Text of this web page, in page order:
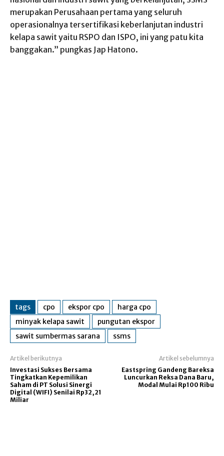
merupakan Perusahaan pertama yang seluruh
operasionalnya tersertifikasi keberlanjutan industri
kelapa sawit yaitu RSPO dan ISPO, ini yang patu kita
banggakan.” pungkas Jap Hatono.
tags cpo ekspor cpo
harga cpo
minyak kelapa sawit
pungutan ekspor
sawit sumbermas sarana
ssms
Artikel berikutnya
Investasi Sukses Bersama
Tingkatkan Kepemilikan
Saham di PT Solusi Sinergi
Digital (WIFI) Senilai Rp32,21
Miliar
Artikel sebelumnya
Eastspring Gandeng Bareksa
Luncurkan Reksa Dana Baru,
Modal Mulai Rp100 Ribu